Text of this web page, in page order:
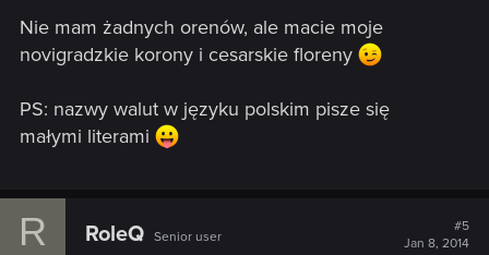
:
Nie mam żadnych orenów, ale macie moje
novigradzkie korony i cesarskie floreny
PS: nazwy walut w języku polskim pisze się
małymi literami
R RoleQ Senior user
#5
Jan 8, 2014